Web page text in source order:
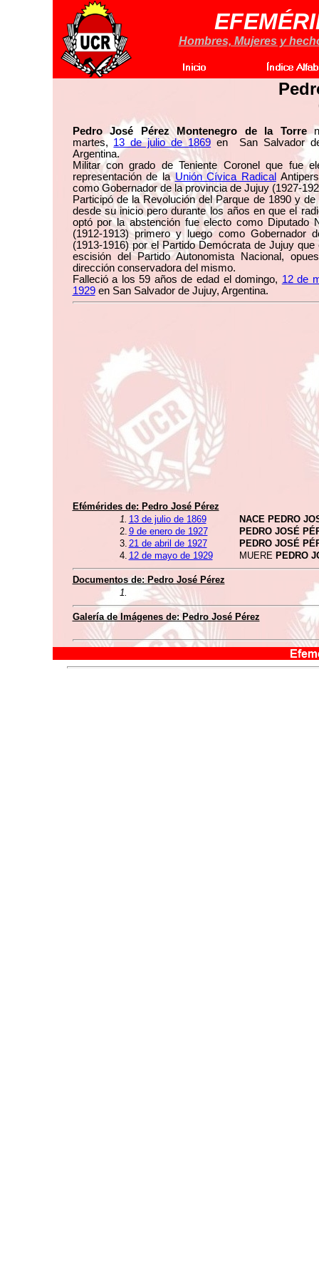
Hombres, Mujeres y
Pedro José Pérez Montenegro de la Torre
martes, 13 de julio de 1869 en San Salvador
Argentina.
Militar con grado de Teniente Coronel que fue
representación de la Unión Cívica Radical
como Gobernador de la provincia de Jujuy (1927-
Participó de la Revolución del Parque de 1890 y
desde su inicio pero durante los años en que el
optó por la abstención fue electo como Diputado
(1912-1913) primero y luego como Gobernador
(1913-1916) por el Partido Demócrata de Jujuy que
escisión del Partido Autonomista Nacional,
dirección conservadora del mismo.
Falleció a los 59 años de edad el domingo, 12 de
1929en San Salvador de Jujuy, Argentina.
Efémérides de: Pedro José Pérez
1. 13 de julio de 1869
NACE PEDRO
2. 9 de enero de 1927
PEDRO JOSÉ
3. 21 de abril de 1927
PEDRO JOSÉ
4. 12 de mayo de 1929 MUERE PEDRO
Documentos de: Pedro José Pérez
1.
Galería de Imágenes de:Pedro José Pérez